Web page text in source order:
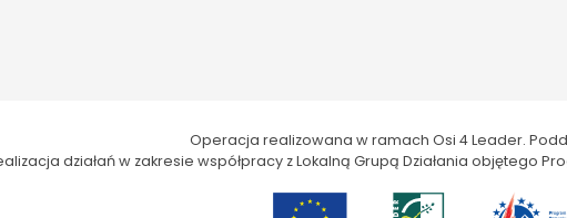
Operacja realizowana w ramach Osi 4 Leader.
działań w zakresie współpracy z Lokalną Grupą Działania objętego